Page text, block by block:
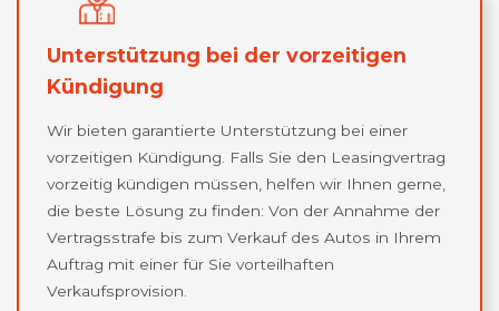
Unterstützung bei der vorzeitigen
Kündigung
Wir bieten garantierte Unterstützung bei einer
vorzeitigen Kündigung. Falls Sie den Leasingvertrag
vorzeitig kündigen müssen, helfen wir Ihnen gerne,
die beste Lösung zu finden: Von der Annahme der
Vertragsstrafe bis zum Verkauf des Autos in Ihrem
Auftrag mit einer für Sie vorteilhaften
Verkaufsprovision.